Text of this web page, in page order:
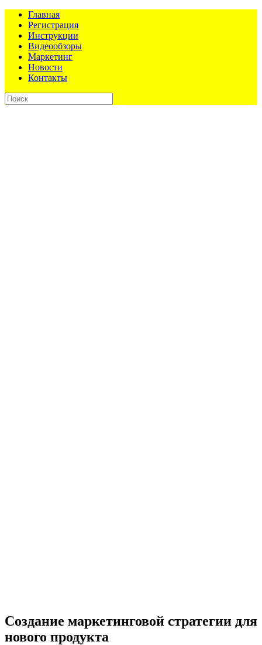
Главная
Регистрация
Инструкции
Видеообзоры
Маркетинг
Новости
Контакты
Создание маркетинговой стратегии для
нового продукта